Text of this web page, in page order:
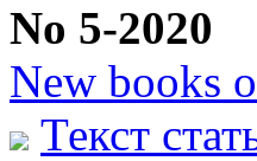
No 5-2020
New books
Текст